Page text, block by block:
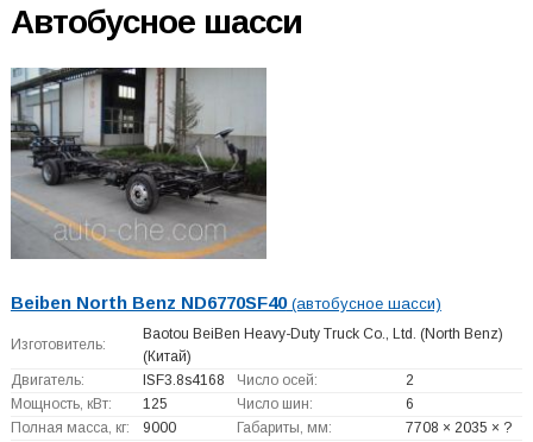
Автобусное шасси
Beiben North Benz ND6770SF40(автобусное шасси)
Изготовитель:
Baotou BeiBen Heavy-Duty Truck Co., Ltd. (North Benz)
(Китай)
Двигатель:
ISF3.8s4168 Число осей:
2
Мощность, кВт:
125 Число шин:
6
Полная масса, кг:
9000 Габариты, мм:
7708 × 2035 × ?